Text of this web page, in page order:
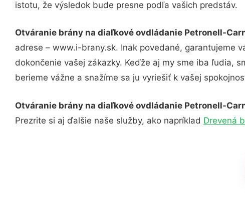
istotu, že výsledok bude presne podľa vašich predstáv.
Otváranie brány na diaľkové ovdládanie Petronell-
adrese – www.i-brany.sk. Inak povedané, garantujeme
dokončenie vašej zákazky. Keďže aj my sme iba ľudia,
berieme vážne a snažíme sa ju vyriešiť k vašej
Otváranie brány na diaľkové ovdládanie Petronell-
Prezrite si aj ďalšie naše služby, ako napríklad Drevená